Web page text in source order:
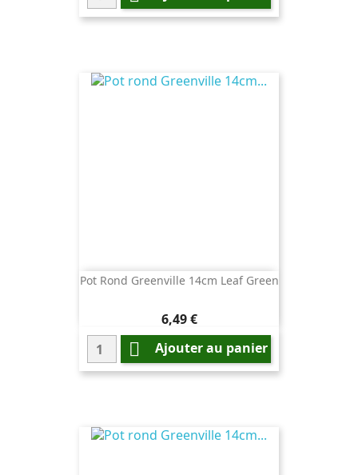
Pot Rond Greenville 14cm Leaf Green
Prix
6,49 €
 Ajouter au panier